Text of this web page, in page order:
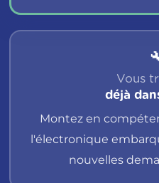
Vous
déjà
Montez en
l'électronique
nouvelles